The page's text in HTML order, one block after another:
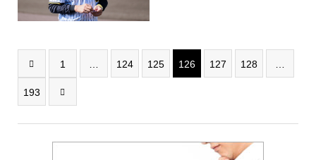
 1 124 125 126 127 128
193 